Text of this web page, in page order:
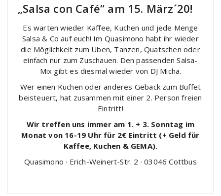
„Salsa con Café“ am 15. März´20!
Es warten wieder Kaffee, Kuchen und jede Menge
Salsa & Co auf euch! Im Quasimono habt ihr wieder
die Möglichkeit zum Üben, Tanzen, Quatschen oder
einfach nur zum Zuschauen. Den passenden Salsa-
Mix gibt es diesmal wieder von DJ Micha.
Wer einen Kuchen oder anderes Gebäck zum Buffet
beisteuert, hat zusammen mit einer 2. Person freien
Eintritt!
Wir treffen uns immer am 1. + 3. Sonntag im
Monat von 16-19 Uhr für 2€ Eintritt (+ Geld für
Kaffee, Kuchen & GEMA).
Quasimono · Erich-Weinert-Str. 2 · 03046 Cottbus